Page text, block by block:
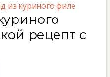
из куриного филе
рецепт с